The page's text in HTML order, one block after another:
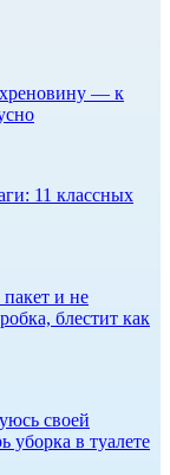
хреновину — к
11 классных
и не
блестит как
своей
уборка в туалете